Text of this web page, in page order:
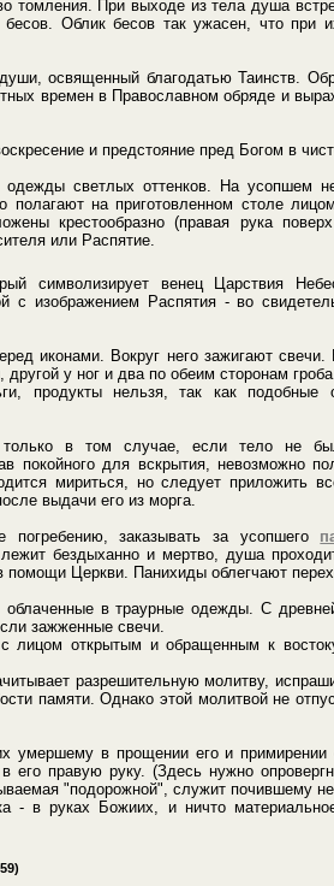
томления. При выходе из тела душа
Облик бесов так ужасен, что при
освященный благодатью Таинств.
времен в Православном обряде и
и предстояние пред Богом в
светлых оттенков. На усопшем
на приготовленном столе
крестообразно (правая рука
или Распятие.
символизирует венец Царствия
с изображением Распятия - во
иконами. Вокруг него зажигают
у ног и два по обеим сторонам
продукты нельзя, так как подобные
только в том случае, если тело не
для вскрытия, невозможно
мириться, но следует приложить
выдачи его из морга.
заказывать за усопшего
бездыханно и мертво, душа
Церкви. Панихиды облегчают
в траурные одежды. С
зажженные свечи.
лицом открытым и обращенным к
разрешительную молитву,
памяти. Однако этой молитвой не
умершему в прощении его и
его правую руку. (Здесь нужно
"подорожной", служит почившему
- в руках Божиих, и ничто